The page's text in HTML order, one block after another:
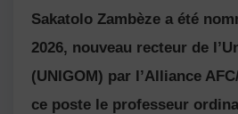
Sakatolo Zambèze a été
2026, nouveau recteur de
(UNIGOM) par l’Alliance
ce poste le professeur